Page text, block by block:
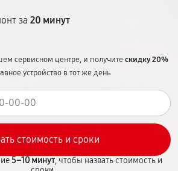
за 20 минут
сервисном центре, и получитескидку 20%
устройство в тот же день
5–10 минут, чтобы назвать стоимость и